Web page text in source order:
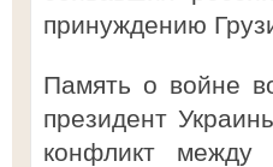
принуждению
Память о войне
президент
конфликт